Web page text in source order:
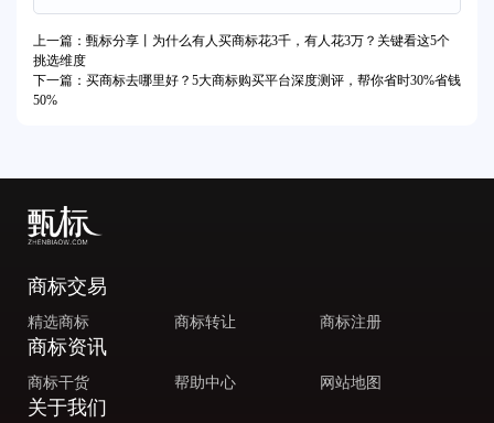
上一篇：甄标分享丨为什么有人买商标花3千，有人花3万？关键看这5个
挑选维度
下一篇：买商标去哪里好？5大商标购买平台深度测评，帮你省时30%省钱
50%
商标交易
精选商标 商标转让 商标注册
商标资讯
商标干货 帮助中心 网站地图
关于我们